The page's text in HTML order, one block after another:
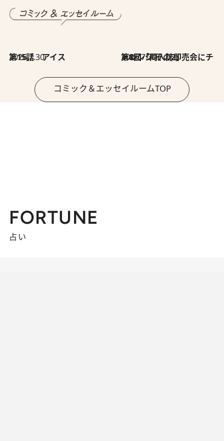
2026.7.30
第15話 アイス 2026.7.30
第8回「同人誌即売会にチャレンジ その2」
コミック＆エッセイルームTOP
FORTUNE
占い